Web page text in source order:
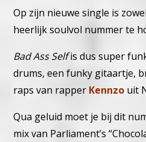
Op zijn nieuwe single is
heerlijk soulvol nummer te
Bad Ass Selfis dus super
drums, een funky gitaartje,
raps van rapper Kennzo uit
Qua geluid moet je bij dit
mix van Parliament’s